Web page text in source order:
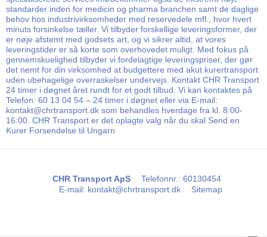
standarder inden for medicin og pharma branchen samt de daglige
behov hos industrivirksomheder med reservedele mfl., hvor hvert
minuts forsinkelse tæller. Vi tilbyder forskellige leveringsformer, der
er nøje afstemt med godsets art, og vi sikrer altid, at vores
leveringstider er så korte som overhovedet muligt. Med fokus på
gennemskuelighed tilbyder vi fordelagtige leveringspriser, der gør
det nemt for din virksomhed at budgettere med akut kurertransport
uden ubehagelige overraskelser undervejs. Kontakt CHR Transport
24 timer i døgnet året rundt for et godt tilbud. Vi kan kontaktes på
Telefon: 60 13 04 54 – 24 timer i døgnet eller via E-mail:
kontakt@chrtransport.dk som behandles hverdage fra kl. 8:00-
16:00. CHR Transport er det oplagte valg når du skal Send en
Kurer Forsendelse til Ungarn
CHR Transport ApS Telefonnr.: 60130454
E-mail: kontakt@chrtransport.dk Sitemap